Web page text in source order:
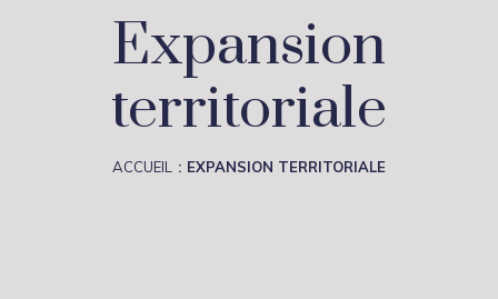
Expansion
territoriale
ACCUEIL EXPANSION TERRITORIALE